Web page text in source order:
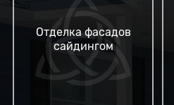
Отделка фасадов
сайдингом